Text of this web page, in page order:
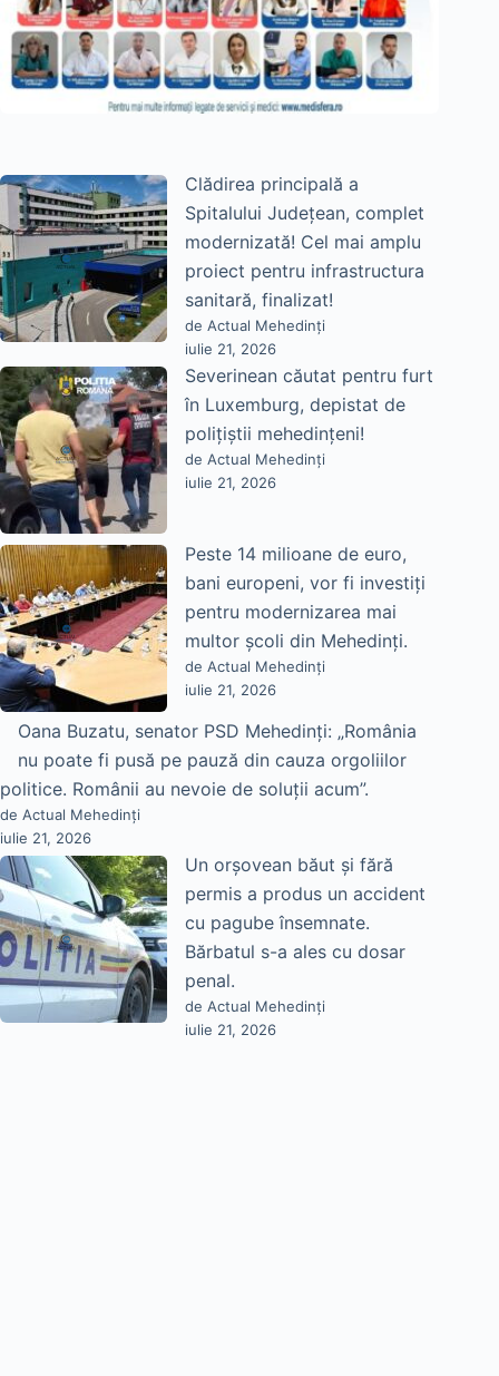
Clădirea principală a
Spitalului Județean, complet
modernizată! Cel mai amplu
proiect pentru infrastructura
sanitară, finalizat!
de Actual Mehedinți
iulie 21, 2026
Severinean căutat pentru furt
în Luxemburg, depistat de
polițiștii mehedințeni!
de Actual Mehedinți
iulie 21, 2026
Peste 14 milioane de euro,
bani europeni, vor fi investiți
pentru modernizarea mai
multor școli din Mehedinți.
de Actual Mehedinți
iulie 21, 2026
Oana Buzatu, senator PSD Mehedinți: „România
nu poate fi pusă pe pauză din cauza orgoliilor
politice. Românii au nevoie de soluții acum”.
de Actual Mehedinți
iulie 21, 2026
Un orșovean băut și fără
permis a produs un accident
cu pagube însemnate.
Bărbatul s-a ales cu dosar
penal.
de Actual Mehedinți
iulie 21, 2026